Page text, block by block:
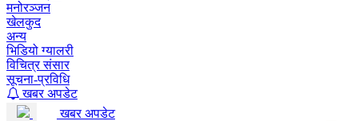
मनोरञ्जन
खेलकुद
अन्य
भिडियो ग्यालरी
विचित्र संसार
सूचना-प्रविधि
खबर अपडेट
खबर अपडेट